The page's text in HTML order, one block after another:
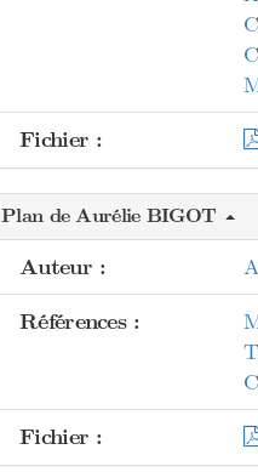
Fichier :
Plan de Aurélie BIGOT
Auteur :
Références :
Fichier :